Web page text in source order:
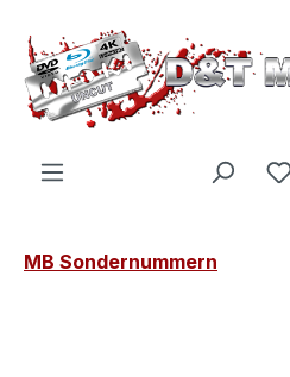
Zum Hauptinhalt springen
MB Sondernummern